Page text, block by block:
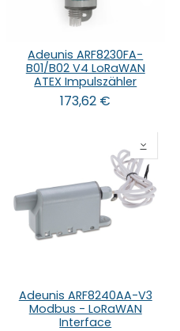
Adeunis ARF8230FA-
B01/B02 V4 LoRaWAN
ATEX Impulszähler
173,62 €
Adeunis ARF8240AA-V3
Modbus - LoRaWAN
Interface